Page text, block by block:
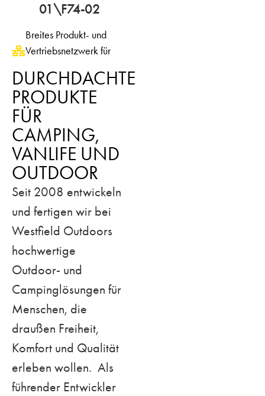
01\F74-02
Breites Produkt- und
Vertriebs­netzwerk für
DURCHDACHTE
PRODUKTE
FÜR
CAMPING,
VANLIFE UND
OUTDOOR
Seit 2008 entwickeln
und fertigen wir bei
Westfield Outdoors
hochwertige
Outdoor- und
Campinglösungen für
Menschen, die
draußen Freiheit,
Komfort und Qualität
erleben wollen. Als
führender Entwickler